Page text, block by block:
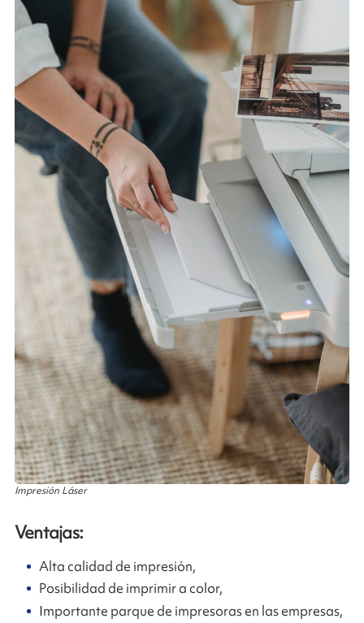
Impresión Láser
Ventajas:
Alta calidad de impresión,
Posibilidad de imprimir a color,
Importante parque de impresoras en las empresas,